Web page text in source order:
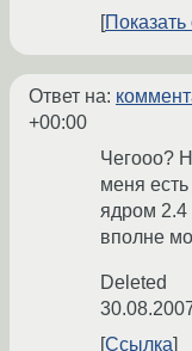
Показать
Ответ на:
+00:00
Чегооо?
меня
ядром 2.4
вполне
Deleted
Ссылка